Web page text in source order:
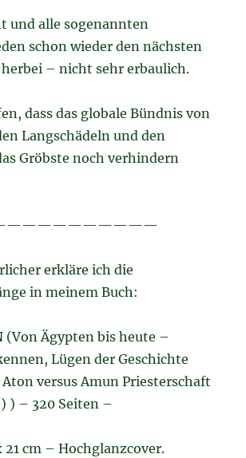
und alle sogenannten
schon wieder den nächsten
– nicht sehr erbaulich.
dass das globale Bündnis von
Langschädeln und den
Gröbste noch verhindern
erkläre ich die
in meinem Buch:
(Von Ägypten bis heute –
Lügen der Geschichte
versus Amun Priesterschaft
) – 320 Seiten –
21 cm – Hochglanzcover.